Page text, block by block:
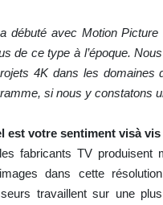
débuté avec Motion
de ce type à l’époque.
4K dans les
si nous y constatons
est votre sentiment visà
fabricants TV produisent
dans cette
travaillent sur une